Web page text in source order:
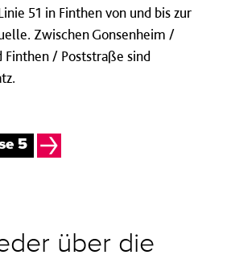
51 in Finthen von und bis zur
Zwischen Gonsenheim /
/ Poststraße sind
5
über die